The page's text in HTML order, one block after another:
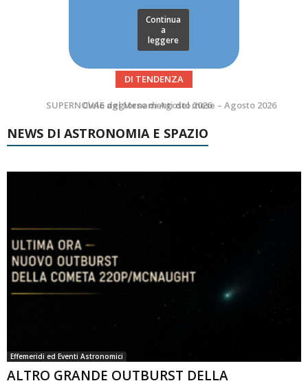
Continua
a
leggere
DI TENDENZA
SUPERNOVAE aggiornamenti del mese – Agosto 2026
Le Comete del mese di Agosto: LA 10P/TEMPEL AL PERIELIO
NEWS DI ASTRONOMIA E SPAZIO
Effemeridi ed Eventi Astronomici
ALTRO GRANDE OUTBURST DELLA